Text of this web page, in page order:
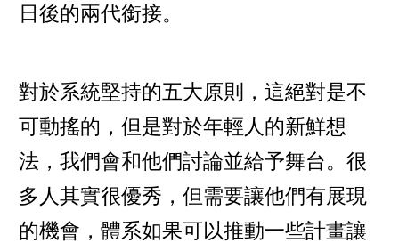
日後的兩代銜接。
對於系統堅持的五大原則，這絕對是不
可動搖的，但是對於年輕人的新鮮想
法，我們會和他們討論並給予舞台。很
多人其實很優秀，但需要讓他們有展現
的機會，體系如果可以推動一些計畫讓